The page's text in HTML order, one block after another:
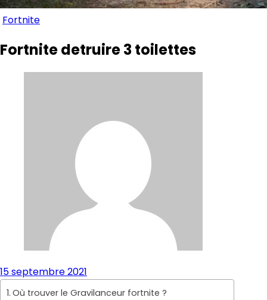
Fortnite
Fortnite detruire 3 toilettes
15 septembre 2021
Où trouver le Gravilanceur fortnite ?